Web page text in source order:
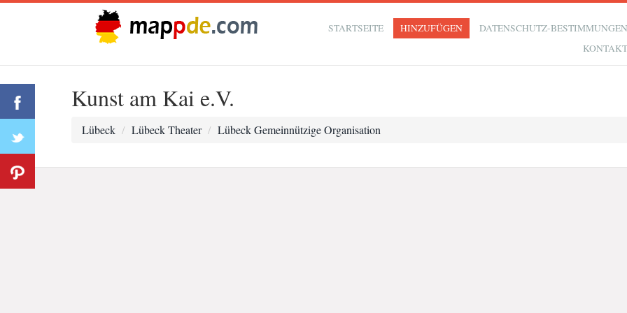
STARTSEITE HINZUFÜGEN
DATENSCHUTZ-
Kunst am Kai e.V.
Lübeck Lübeck Theater Lübeck Gemeinnützige Organisation